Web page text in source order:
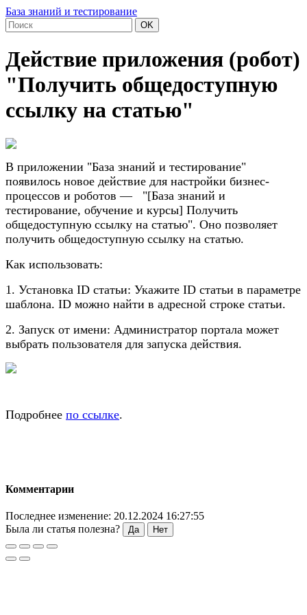
База знаний и тестирование
OK
Действие приложения (робот)
"Получить общедоступную
ссылку на статью"
В приложении "База знаний и тестирование"
появилось новое действие для настройки бизнес-
процессов и роботов — "[База знаний и
тестирование, обучение и курсы] Получить
общедоступную ссылку на статью". Оно позволяет
получить общедоступную ссылку на статью.
Как использовать:
1. Установка ID статьи: Укажите ID статьи в параметре
шаблона. ID можно найти в адресной строке статьи.
2. Запуск от имени: Администратор портала может
выбрать пользователя для запуска действия.
Подробнее по ссылке.
Комментарии
Последнее изменение: 20.12.2024 16:27:55
Была ли статья полезна?
Да Нет